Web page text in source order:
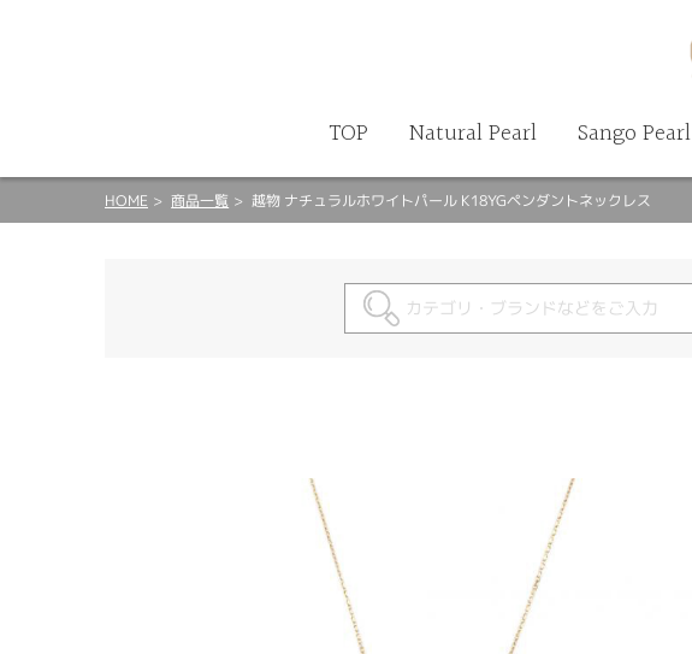
TOP Natural Pearl Sango Pearl
HOME 商品一覧 越物 ナチュラルホワイトパール K18YGペンダントネックレス